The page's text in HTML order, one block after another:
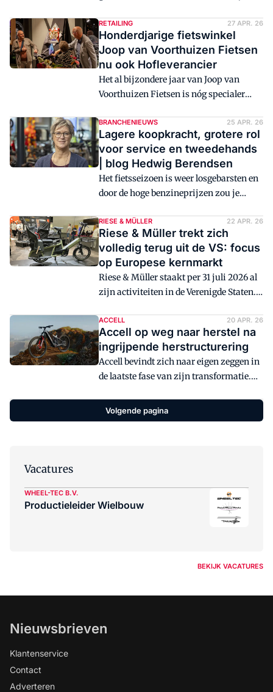
2011 eigendom van Pon, is zo'n bedrijf.
Met een geschiedenis die teruggaat tot
1892, ademt Gazelle vakmanschap en
innovatie. Na VanRaam en Pirelli is
Gazelle het derde bedrijf dat we bezoeken
in onze nieuwe serie 'Op de
RETAILING 27 APR. 26
Honderdjarige fietswinkel
Joop van Voorthuizen Fietsen
nu ook Hofleverancier
Het al bijzondere jaar van Joop van
Voorthuizen Fietsen is nóg specialer
honderdjarig bestaan kreeg de kersverse
Tweewielerwinkel van het Jaar uit
Renswoude het Predicaat Hofleverancier
uitgereikt. De locoburgemeester van
Renswoude deed dat uit naam van
koning Willem-Alexander.
BRANCHENIEUWS 25 APR. 26
Lagere koopkracht, grotere rol
voor service en tweedehands
| blog Hedwig Berendsen
Het fietsseizoen is weer losgebarsten en
door de hoge benzineprijzen zou je
laten staan en op zoek gaan naar
alternatieven. Voor de fietsbranche
liggen daar kansen, maar zo
vanzelfsprekend is dat niet.
RIESE & MÜLLER 22 APR. 26
Riese & Müller trekt zich
volledig terug uit de VS: focus
op Europese kernmarkt
Riese & Müller staakt per 31 juli 2026 al
zijn activiteiten in de Verenigde Staten.
koerswijziging waarbij alle middelen en
productiecapaciteit worden ingezet voor
de Europese markt. Voor de Nederlandse
tweewielerspecialist betekent dit een
versterking van de samenwerking met
ACCELL 20 APR. 26
Accell op weg naar herstel na
ingrijpende herstructurering
Accell bevindt zich naar eigen zeggen in
de laatste fase van zijn transformatie.
jaren van financiële problemen lijkt het
bedrijf weer richting stabiliteit te
Volgende pagina
Vacatures
WHEEL-TEC B.V.
Productieleider Wielbouw
BEKIJK VACATURES
Nieuwsbrieven
Klantenservice
Contact
Adverteren